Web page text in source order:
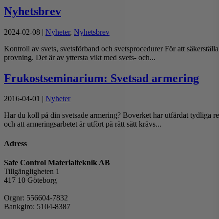
Nyhetsbrev
2024-02-08 | Nyheter, Nyhetsbrev
Kontroll av svets, svetsförband och svetsprocedurer För att
provning. Det är av yttersta vikt med svets- och...
Frukostseminarium: Svetsad armering
2016-04-01 | Nyheter
Har du koll på din svetsade armering? Boverket har utfärdat tydliga
och att armeringsarbetet är utfört på rätt sätt krävs...
Adress
Safe Control Materialteknik AB
Tillgängligheten 1
417 10 Göteborg
Orgnr: 556604-7832
Bankgiro: 5104-8387